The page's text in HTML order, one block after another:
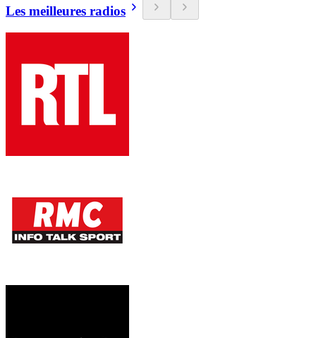
Les meilleures radios